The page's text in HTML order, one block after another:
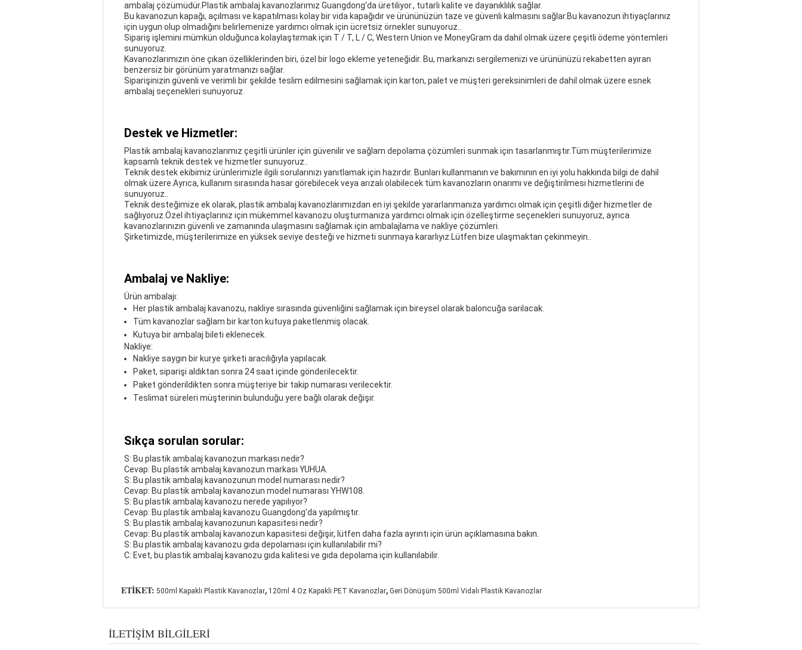
ambalaj çözümüdür.Plastik ambalaj kavanozlarımız Guangdong'da üretiliyor., tutarlı kalite ve dayanıklılık sağlar.
Bu kavanozun kapağı, açılması ve kapatılması kolay bir vida kapağıdır ve ürününüzün taze ve güvenli kalmasını sağlar.Bu kavanozun ihtiyaçlarınız
için uygun olup olmadığını belirlemenize yardımcı olmak için ücretsiz örnekler sunuyoruz..
Sipariş işlemini mümkün olduğunca kolaylaştırmak için T / T, L / C, Western Union ve MoneyGram da dahil olmak üzere çeşitli ödeme yöntemleri
sunuyoruz.
Kavanozlarımızın öne çıkan özelliklerinden biri, özel bir logo ekleme yeteneğidir. Bu, markanızı sergilemenizi ve ürününüzü rekabetten ayıran
benzersiz bir görünüm yaratmanızı sağlar.
Siparişinizin güvenli ve verimli bir şekilde teslim edilmesini sağlamak için karton, palet ve müşteri gereksinimleri de dahil olmak üzere esnek
ambalaj seçenekleri sunuyoruz.
Destek ve Hizmetler:
Plastik ambalaj kavanozlarımız çeşitli ürünler için güvenilir ve sağlam depolama çözümleri sunmak için tasarlanmıştır.Tüm müşterilerimize
kapsamlı teknik destek ve hizmetler sunuyoruz..
Teknik destek ekibimiz ürünlerimizle ilgili sorularınızı yanıtlamak için hazırdır. Bunları kullanmanın ve bakımının en iyi yolu hakkında bilgi de dahil
olmak üzere.Ayrıca, kullanım sırasında hasar görebilecek veya arızalı olabilecek tüm kavanozların onarımı ve değiştirilmesi hizmetlerini de
sunuyoruz..
Teknik desteğimize ek olarak, plastik ambalaj kavanozlarımızdan en iyi şekilde yararlanmanıza yardımcı olmak için çeşitli diğer hizmetler de
sağlıyoruz.Özel ihtiyaçlarınız için mükemmel kavanozu oluşturmanıza yardımcı olmak için özelleştirme seçenekleri sunuyoruz, ayrıca
kavanozlarınızın güvenli ve zamanında ulaşmasını sağlamak için ambalajlama ve nakliye çözümleri.
Şirketimizde, müşterilerimize en yüksek seviye desteği ve hizmeti sunmaya kararlıyız.Lütfen bize ulaşmaktan çekinmeyin..
Ambalaj ve Nakliye:
Ürün ambalajı:
Her plastik ambalaj kavanozu, nakliye sırasında güvenliğini sağlamak için bireysel olarak baloncuğa sarılacak.
Tüm kavanozlar sağlam bir karton kutuya paketlenmiş olacak.
Kutuya bir ambalaj bileti eklenecek.
Nakliye:
Nakliye saygın bir kurye şirketi aracılığıyla yapılacak.
Paket, siparişi aldıktan sonra 24 saat içinde gönderilecektir.
Paket gönderildikten sonra müşteriye bir takip numarası verilecektir.
Teslimat süreleri müşterinin bulunduğu yere bağlı olarak değişir.
Sıkça sorulan sorular:
S: Bu plastik ambalaj kavanozun markası nedir?
Cevap: Bu plastik ambalaj kavanozun markası YUHUA.
S: Bu plastik ambalaj kavanozunun model numarası nedir?
Cevap: Bu plastik ambalaj kavanozun model numarası YHW108.
S: Bu plastik ambalaj kavanozu nerede yapılıyor?
Cevap: Bu plastik ambalaj kavanozu Guangdong'da yapılmıştır.
S: Bu plastik ambalaj kavanozunun kapasitesi nedir?
Cevap: Bu plastik ambalaj kavanozun kapasitesi değişir, lütfen daha fazla ayrıntı için ürün açıklamasına bakın.
S: Bu plastik ambalaj kavanozu gıda depolaması için kullanılabilir mi?
C: Evet, bu plastik ambalaj kavanozu gıda kalitesi ve gıda depolama için kullanılabilir.
ETIKET: 500ml Kapaklı Plastik Kavanozlar, 120ml 4 Oz Kapaklı PET Kavanozlar, Geri Dönüşüm 500ml Vidalı Plastik Kavanozlar
İLETIŞIM BILGILERI